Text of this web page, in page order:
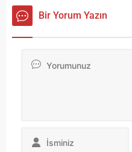
Bir Yorum Yazın